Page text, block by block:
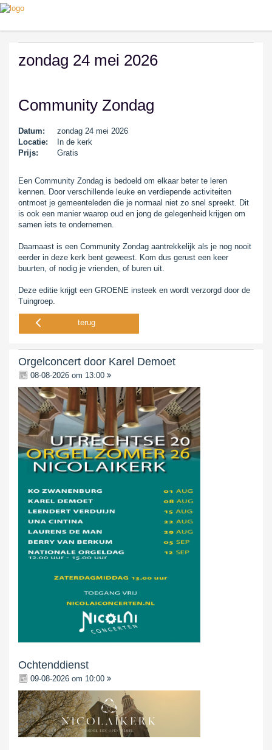
zondag 24 mei 2026
Community Zondag
Datum:
zondag 24 mei 2026
Locatie:
In de kerk
Prijs:
Gratis
Een Community Zondag is bedoeld om elkaar beter te leren
kennen. Door verschillende leuke en verdiepende activiteiten
ontmoet je gemeenteleden die je normaal niet zo snel spreekt. Dit
is ook een manier waarop oud en jong de gelegenheid krijgen om
samen iets te ondernemen.
Daarnaast is een Community Zondag aantrekkelijk als je nog nooit
eerder in deze kerk bent geweest. Kom dus gerust een keer
buurten, of nodig je vrienden, of buren uit.
Deze editie krijgt een GROENE insteek en wordt verzorgd door de
Tuingroep.
terug
Orgelconcert door Karel Demoet
08-08-2026 om 13:00
Ochtenddienst
09-08-2026 om 10:00